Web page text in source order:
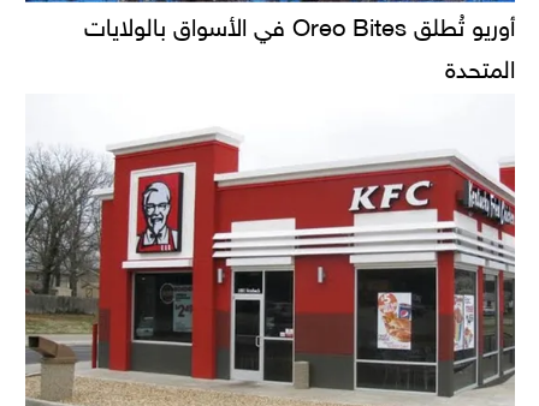
أوريو تُطلق Oreo Bites في الأسواق بالولايات
المتحدة